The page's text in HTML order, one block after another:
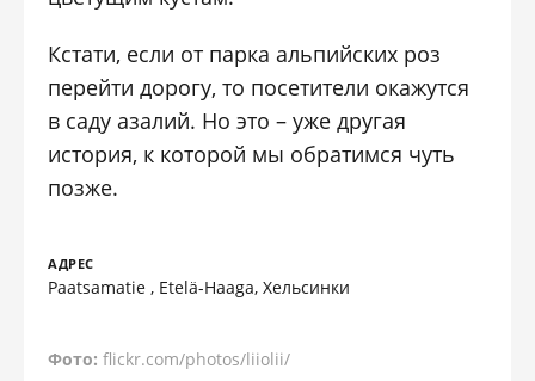
Кстати, если от парка альпийских роз
перейти дорогу, то посетители окажутся
в саду азалий. Но это – уже другая
история, к которой мы обратимся чуть
позже.
АДРЕС
Paatsamatie , Etelä-Haaga, Хельсинки
Фото:flickr.com/photos/liiolii/